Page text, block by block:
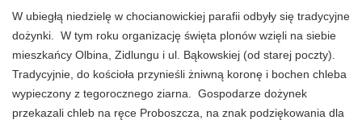
W ubiegłą niedzielę w chocianowickiej parafii odbyły się tradycyjne
dożynki. W tym roku organizację święta plonów wzięli na siebie
mieszkańcy Olbina, Zidlungu i ul. Bąkowskiej (od starej poczty).
Tradycyjnie, do kościoła przynieśli żniwną koronę i bochen chleba
wypieczony z tegorocznego ziarna. Gospodarze dożynek
przekazali chleb na ręce Proboszcza, na znak podziękowania dla